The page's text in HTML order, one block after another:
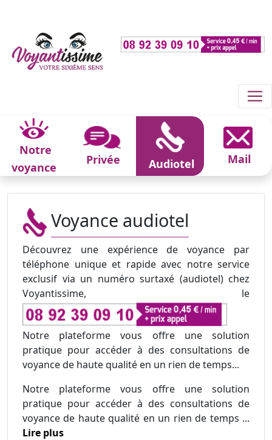
Notre
voyance
Privée Audiotel Mail
Voyance audiotel
Découvrez une expérience de voyance par
téléphone unique et rapide avec notre service
exclusif via un numéro surtaxé (audiotel) chez
Voyantissime, le
Notre plateforme vous offre une solution
pratique pour accéder à des consultations de
voyance de haute qualité en un rien de temps...
Notre plateforme vous offre une solution
pratique pour accéder à des consultations de
voyance de haute qualité en un rien de temps ...
Lire plus